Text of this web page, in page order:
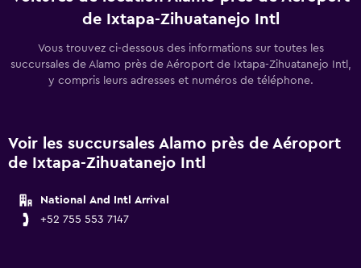
de Ixtapa-Zihuatanejo Intl
Vous trouvez ci-dessous des informations sur toutes les
succursales de Alamo près de Aéroport de Ixtapa-Zihuatanejo Intl,
y compris leurs adresses et numéros de téléphone.
Voir les succursales Alamo près de Aéroport
de Ixtapa-Zihuatanejo Intl
National And Intl Arrival
+52 755 553 7147